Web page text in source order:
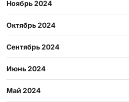
Ноябрь 2024
Октябрь 2024
Сентябрь 2024
Июнь 2024
Май 2024